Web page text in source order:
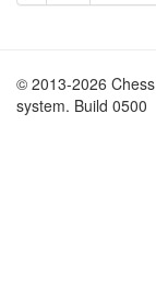
© 2013-2026
system. Build 0500